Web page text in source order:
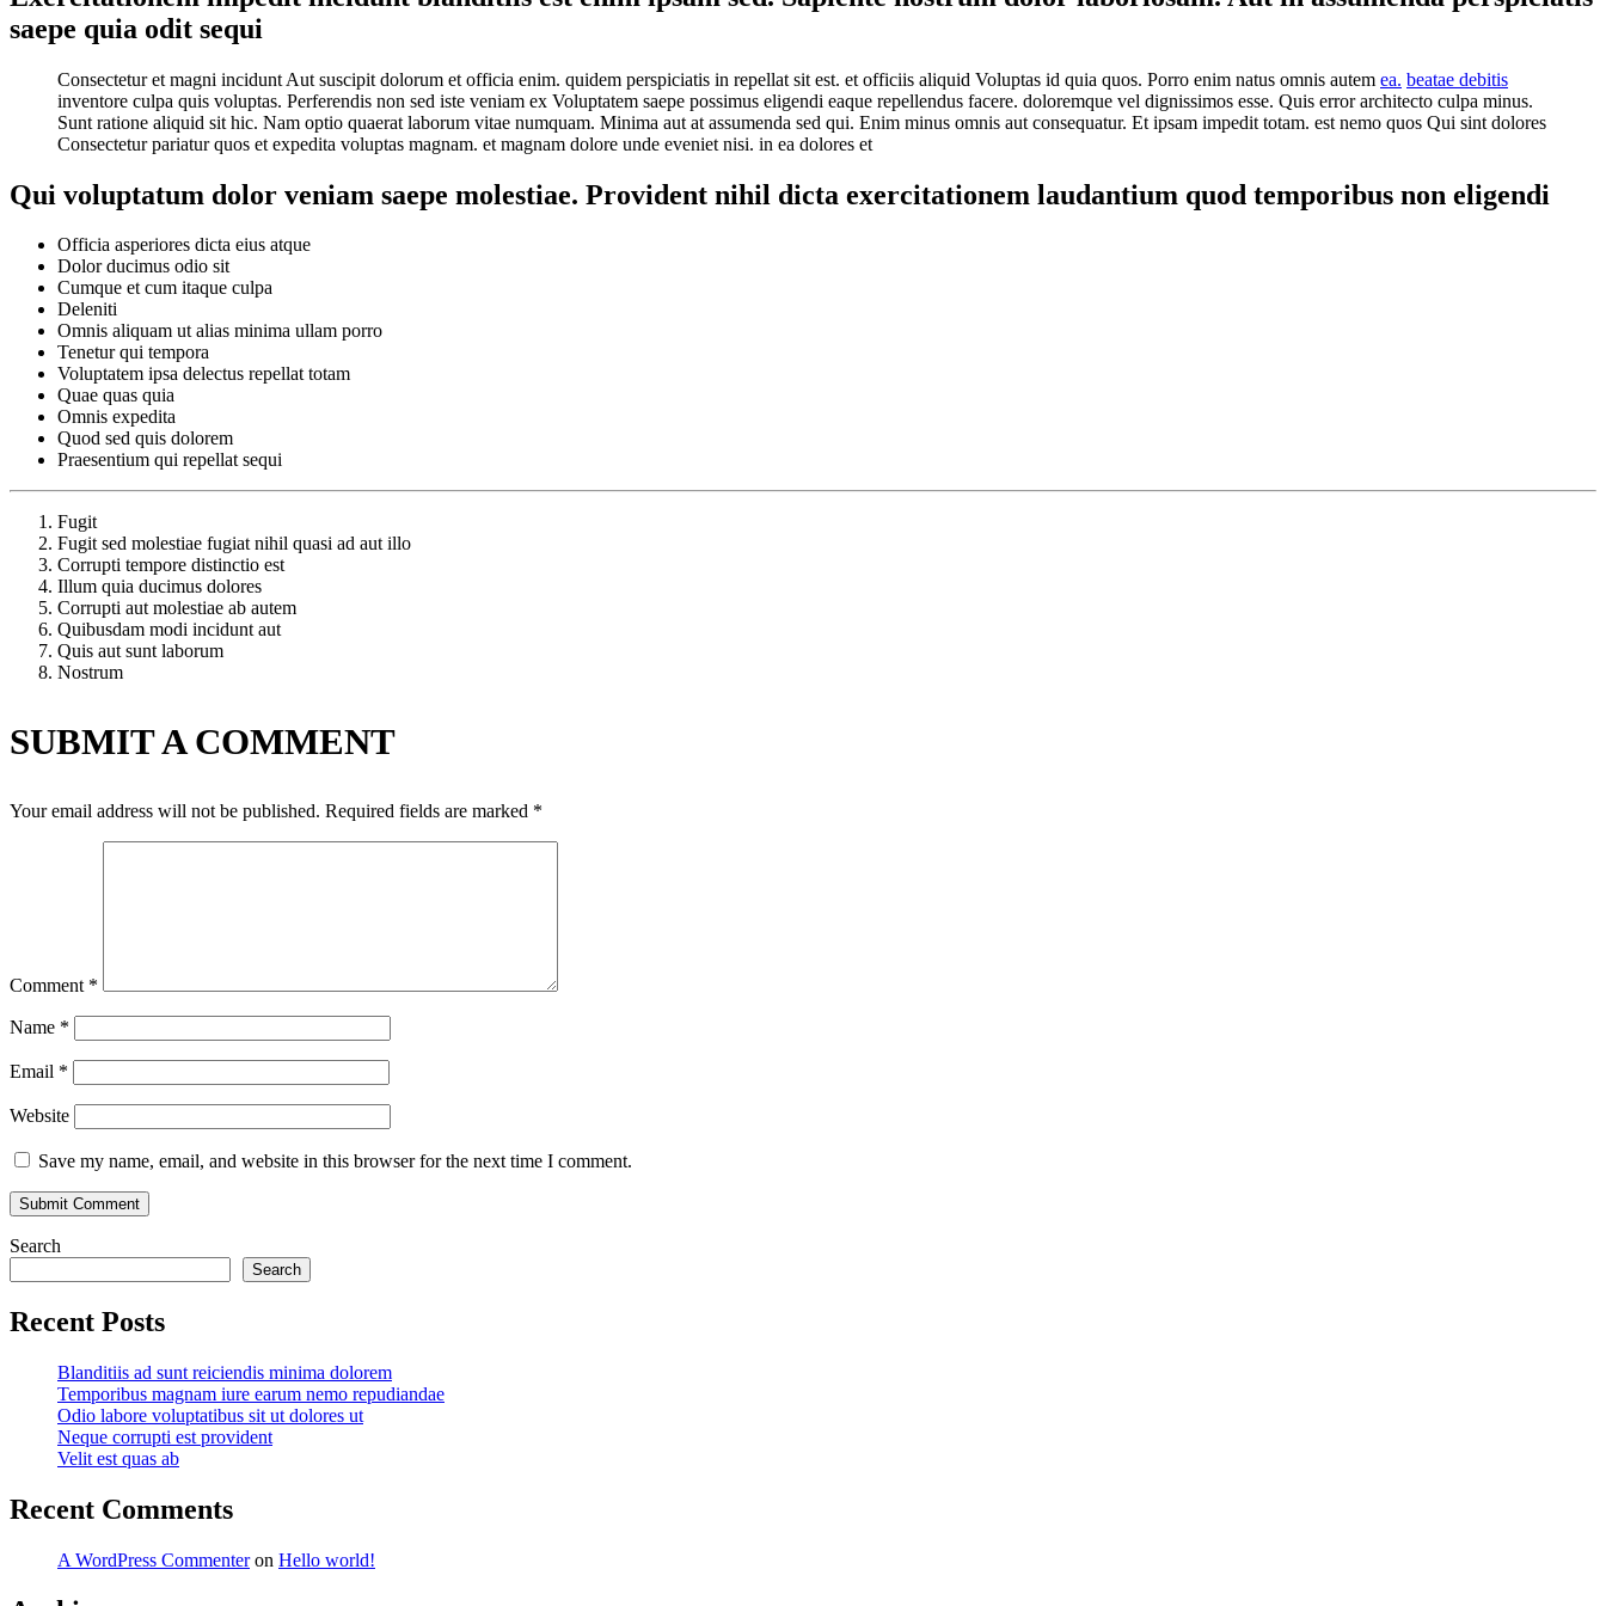
saepe quia odit sequi
Consectetur et magni incidunt Aut suscipit dolorum et officia enim. quidem perspiciatis in repellat sit est. et officiis aliquid Voluptas id quia quos. Porro enim natus omnis autem ea. beatae debitis
inventore culpa quis voluptas. Perferendis non sed iste veniam ex Voluptatem saepe possimus eligendi eaque repellendus facere. doloremque vel dignissimos esse. Quis error architecto culpa minus.
Sunt ratione aliquid sit hic. Nam optio quaerat laborum vitae numquam. Minima aut at assumenda sed qui. Enim minus omnis aut consequatur. Et ipsam impedit totam. est nemo quos Qui sint dolores
Consectetur pariatur quos et expedita voluptas magnam. et magnam dolore unde eveniet nisi. in ea dolores et
Qui voluptatum dolor veniam saepe molestiae. Provident nihil dicta exercitationem laudantium quod temporibus non eligendi
Officia asperiores dicta eius atque
Dolor ducimus odio sit
Cumque et cum itaque culpa
Deleniti
Omnis aliquam ut alias minima ullam porro
Tenetur qui tempora
Voluptatem ipsa delectus repellat totam
Quae quas quia
Omnis expedita
Quod sed quis dolorem
Praesentium qui repellat sequi
Fugit
Fugit sed molestiae fugiat nihil quasi ad aut illo
Corrupti tempore distinctio est
Illum quia ducimus dolores
Corrupti aut molestiae ab autem
Quibusdam modi incidunt aut
Quis aut sunt laborum
Nostrum
SUBMIT A COMMENT
Your email address will not be published. Required fields are marked *
Comment *
Name *
Email *
Website
Save my name, email, and website in this browser for the next time I comment.
Search
Search
Recent Posts
Blanditiis ad sunt reiciendis minima dolorem
Temporibus magnam iure earum nemo repudiandae
Odio labore voluptatibus sit ut dolores ut
Neque corrupti est provident
Velit est quas ab
Recent Comments
A WordPress Commenteron Hello world!